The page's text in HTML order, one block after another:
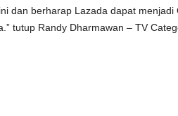
dan berharap Lazada dapat
tutup Randy Dharmawan – TV